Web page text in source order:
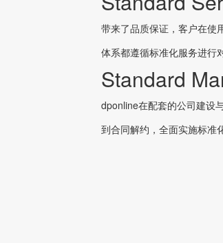
带来了品质保证，客户在使
体系都遵循标准化服务进行
Standard
dponline在配套的公司建设
到合同解约，全面实施标准